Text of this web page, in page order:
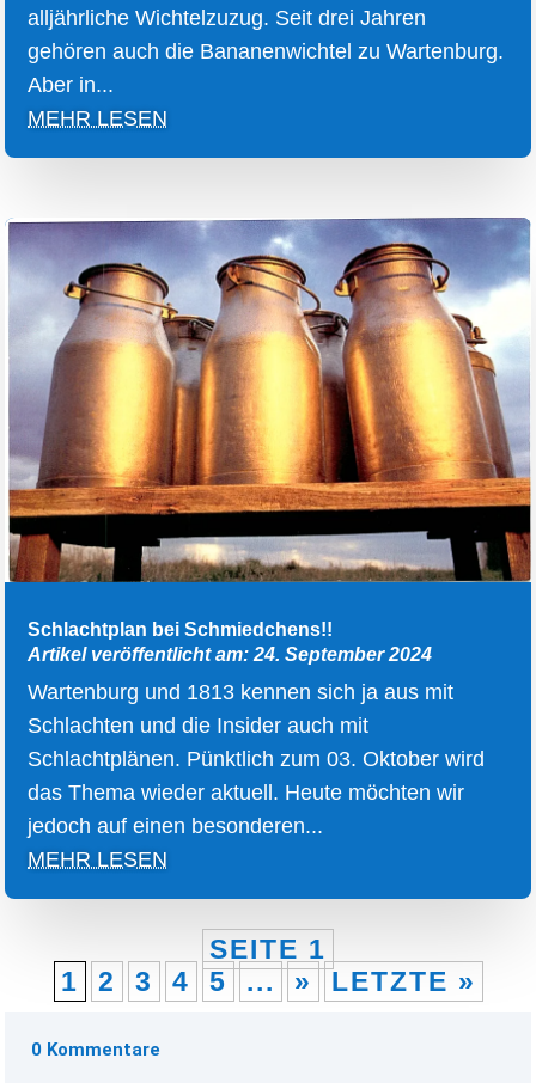
alljährliche Wichtelzuzug. Seit drei Jahren
gehören auch die Bananenwichtel zu Wartenburg.
Aber in...
MEHR LESEN
Schlachtplan bei Schmiedchens!!
Artikel veröffentlicht am: 24. September 2024
Wartenburg und 1813 kennen sich ja aus mit
Schlachten und die Insider auch mit
Schlachtplänen. Pünktlich zum 03. Oktober wird
das Thema wieder aktuell. Heute möchten wir
jedoch auf einen besonderen...
MEHR LESEN
SEITE 1
1
2 3 4 5 ... » LETZTE »
0 Kommentare